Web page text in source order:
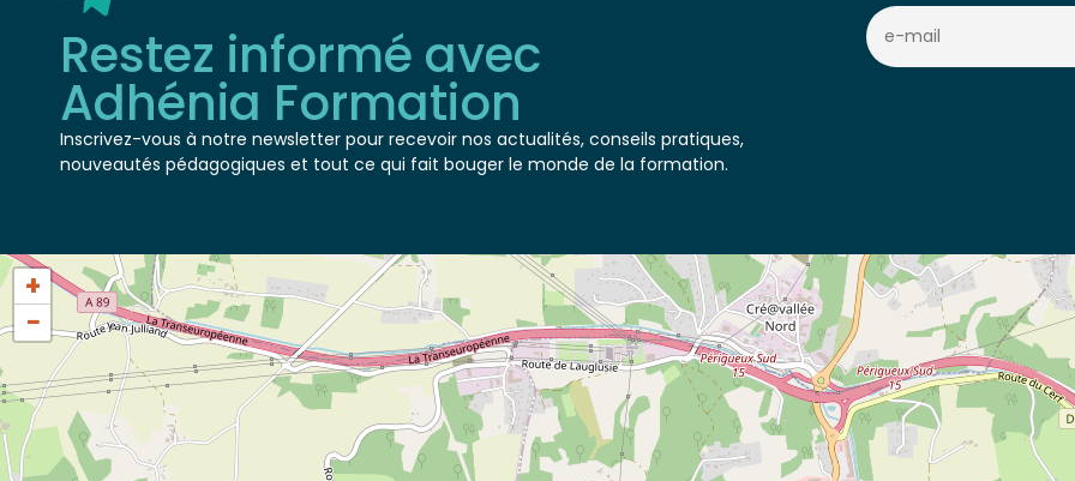
Restez informé avec
Adhénia Formation
Inscrivez-vous à notre newsletter pour recevoir nos actualités, conseils pratiques,
nouveautés pédagogiques et tout ce qui fait bouger le monde de la formation.
+
−